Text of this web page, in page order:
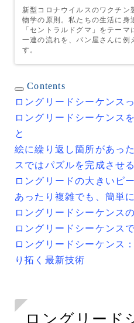
新型コロナウイルスのワクチン
物学の原則。私たちの生活に身
「セントラルドグマ」をテー
一連の流れを、パン屋さんに例
す。
Contents
ロングリードシーケンス
ロングリードシーケンス
と
絵に繰り返し箇所があっ
スではパズルを完成させ
ロングリードの大きいピ
あったり複雑でも、簡単
ロングリードシーケンス
ロングリードシーケンス
ロングリードシーケンス
り拓く最新技術
ロングリード